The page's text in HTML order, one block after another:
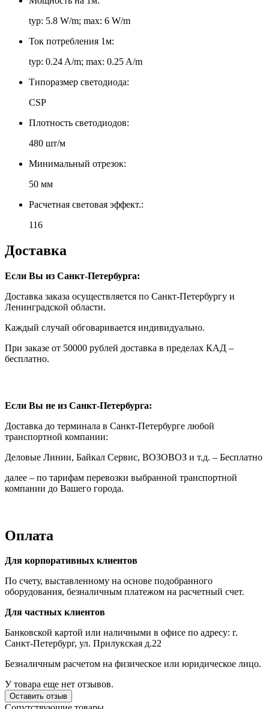
typ: 5.8 W/m; max: 6 W/m
Ток потребления 1м:
typ: 0.24 A/m; max: 0.25 A/m
Типоразмер светодиода:
CSP
Плотность светодиодов:
480 шт/м
Минимальный отрезок:
50 мм
Расчетная световая эффект.:
116
Доставка
Если Вы из Санкт-Петербурга:
Доставка заказа осуществляется по Санкт-Петербургу и
Ленинградской области.
Каждый случай обговаривается индивидуально.
При заказе от 50000 рублей доставка в пределах КАД –
бесплатно.
Если Вы не из Санкт-Петербурга:
Доставка до терминала в Санкт-Петербурге любой
транспортной компании:
Деловые Линии, Байкал Сервис, ВОЗОВОЗ и т.д. – Бесплатно
далее – по тарифам перевозки выбранной транспортной
компании до Вашего города.
Оплата
Для корпоративных клиентов
По счету, выставленному на основе подобранного
оборудования, безналичным платежом на расчетный счет.
Для частных клиентов
Банковской картой или наличными в офисе по адресу: г.
Санкт-Петербург, ул. Прилукская д.22
Безналичным расчетом на физическое или юридическое лицо.
У товара еще нет отзывов.
Оставить отзыв